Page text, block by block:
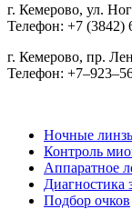
г. Кемерово, ул.
Телефон: +7 (3842)
г. Кемерово, пр.
Телефон:
Ночные
Контроль
Аппаратное
Диагностика
Подбор очков